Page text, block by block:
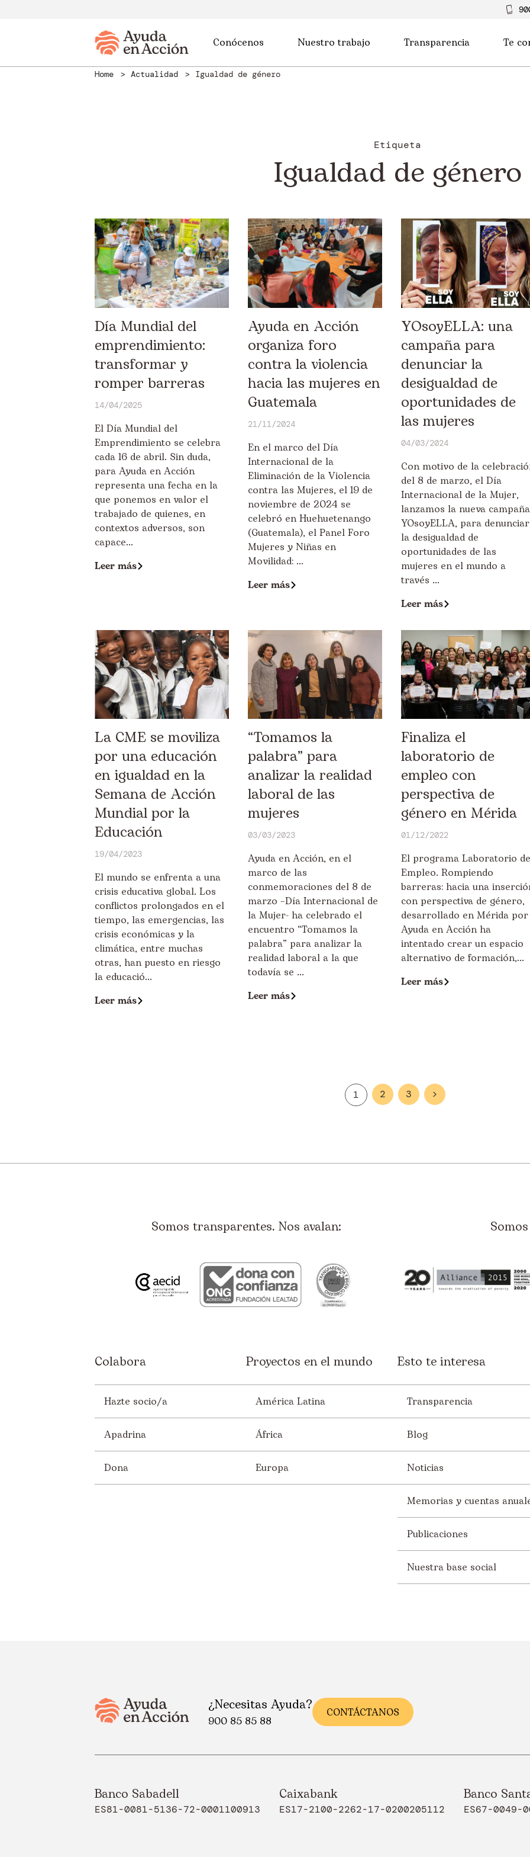
Conócenos Nuestro trabajo Transparencia Te
Home Actualidad Igualdad de género
Etiqueta
Igualdad de género
Día Mundial del
emprendimiento:
transformar y
romper barreras
14/04/2025
El Día Mundial del
Emprendimiento se celebra
cada 16 de abril. Sin duda,
para Ayuda en Acción
representa una fecha en la
que ponemos en valor el
trabajado de quienes, en
contextos adversos, son
capace...
Leer más
Ayuda en Acción
organiza foro
contra la violencia
hacia las mujeres en
Guatemala
21/11/2024
En el marco del Día
Internacional de la
Eliminación de la Violencia
contra las Mujeres, el 19 de
noviembre de 2024 se
celebró en Huehuetenango
(Guatemala), el Panel Foro
Mujeres y Niñas en
Movilidad: ...
Leer más
YOsoyELLA: una
campaña para
denunciar la
desigualdad de
oportunidades de
las mujeres
04/03/2024
Con motivo de la
del 8 de marzo, el Día
Internacional de la Mujer,
lanzamos la nueva
YOsoyELLA, para denunciar
la desigualdad de
oportunidades de las
mujeres en el mundo a
través ...
Leer más
La CME se moviliza
por una educación
en igualdad en la
Semana de Acción
Mundial por la
Educación
19/04/2023
El mundo se enfrenta a una
crisis educativa global. Los
conflictos prolongados en el
tiempo, las emergencias, las
crisis económicas y la
climática, entre muchas
otras, han puesto en riesgo
la educació...
Leer más
“Tomamos la
palabra” para
analizar la realidad
laboral de las
mujeres
03/03/2023
Ayuda en Acción, en el
marco de las
conmemoraciones del 8 de
marzo –Día Internacional de
la Mujer- ha celebrado el
encuentro “Tomamos la
palabra” para analizar la
realidad laboral a la que
todavía se ...
Leer más
Finaliza el
laboratorio de
empleo con
perspectiva de
género en Mérida
01/12/2022
El programa Laboratorio de
Empleo. Rompiendo
barreras: hacia una
con perspectiva de género,
desarrollado en Mérida por
Ayuda en Acción ha
intentado crear un espacio
alternativo de formación,...
Leer más
1 2 3 >
Somos transparentes. Nos avalan:
Colabora
Hazte socio/a
Apadrina
Dona
Proyectos en el mundo
América Latina
África
Europa
Esto te interesa
Transparencia
Blog
Noticias
Memorias y cuentas
Publicaciones
Nuestra base social
¿Necesitas Ayuda?
900 85 85 88
CONTÁCTANOS
Banco Sabadell
ES81-0081-5136-72-0001100913
Caixabank
ES17-2100-2262-17-0200205112
Banco
ES67-0049-